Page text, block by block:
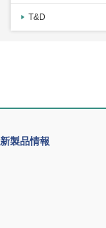
T&D
新製品情報